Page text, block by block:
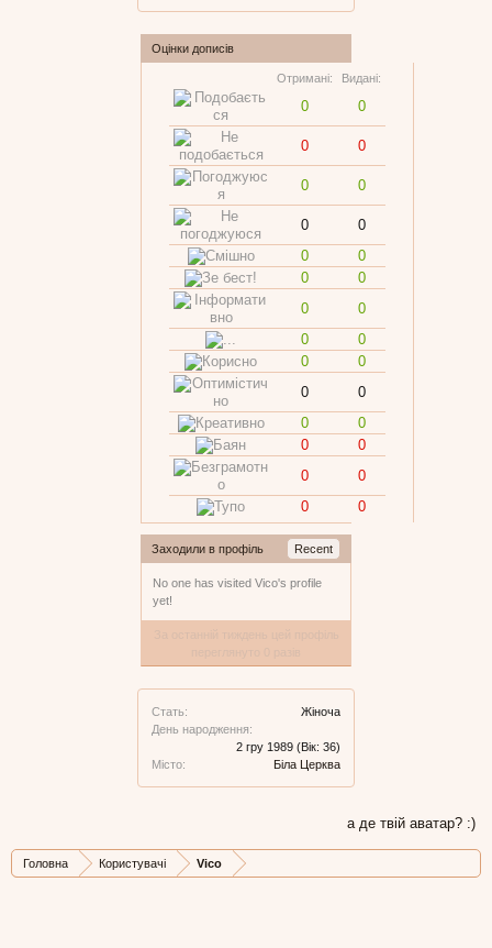
Оцінки дописів
Отримані: Видані:
0 0
0 0
0 0
0
0
0
0
0
0
0
0
0
0
0
0
0
0
0
0
0
0
0
0
0
0
Заходили в профіль Recent
No one has visited Vico's profile
yet!
Стать:
Жіноча
День народження:
2 гру 1989 (Вік: 36)
Місто:
Біла Церква
а де твій аватар? :)
Головна Користувачі Vico